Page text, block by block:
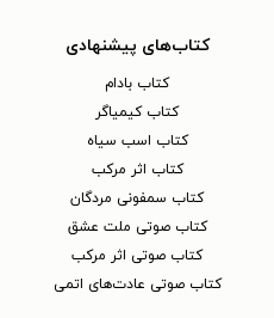
کتاب‌های پیشنهادی
کتاب بادام
کتاب کیمیاگر
کتاب اسب سیاه
کتاب اثر مرکب
کتاب سمفونی مردگان
کتاب صوتی ملت عشق
کتاب صوتی اثر مرکب
کتاب صوتی عادت‌های اتمی